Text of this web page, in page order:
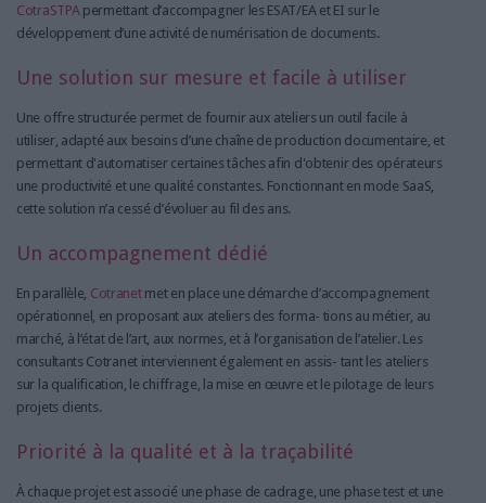
CotraSTPA permettant d’accompagner les ESAT/EA et EI sur le
développement d’une activité de numérisation de documents.
Une solution sur mesure et facile à utiliser
Une offre structurée permet de fournir aux ateliers un outil facile à
utiliser, adapté aux besoins d’une chaîne de production documentaire, et
permettant d'automatiser certaines tâches afin d'obtenir des opérateurs
une productivité et une qualité constantes. Fonctionnant en mode SaaS,
cette solution n’a cessé d’évoluer au fil des ans.
Un accompagnement dédié
En parallèle, Cotranetmet en place une démarche d’accompagnement
opérationnel, en proposant aux ateliers des forma- tions au métier, au
marché, à l’état de l’art, aux normes, et à l’organisation de l’atelier. Les
consultants Cotranet interviennent également en assis- tant les ateliers
sur la qualification, le chiffrage, la mise en œuvre et le pilotage de leurs
projets clients.
Priorité à la qualité et à la traçabilité
À chaque projet est associé une phase de cadrage, une phase test et une